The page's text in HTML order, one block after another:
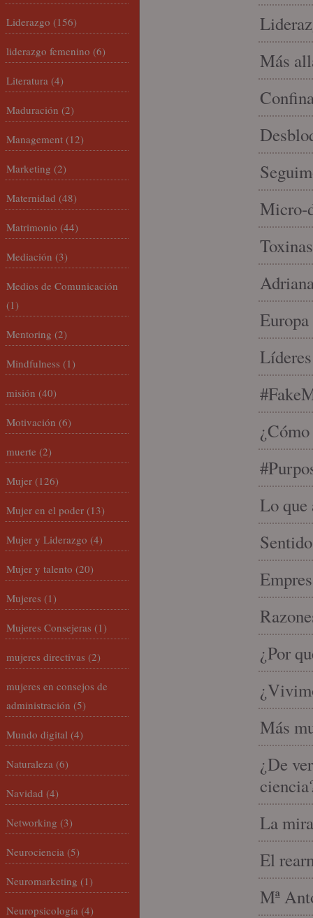
Más
Micro-
Lo que
¿Por
Más
¿De
La
El
Mª
Liderazgo (156)
liderazgo femenino (6)
Literatura (4)
Maduración (2)
Management (12)
Marketing (2)
Maternidad (48)
Matrimonio (44)
Mediación (3)
Medios de Comunicación
(1)
Mentoring (2)
Mindfulness (1)
misión (40)
Motivación (6)
muerte (2)
Mujer (126)
Mujer en el poder (13)
Mujer y Liderazgo (4)
Mujer y talento (20)
Mujeres (1)
Mujeres Consejeras (1)
mujeres directivas (2)
mujeres en consejos de
administración (5)
Mundo digital (4)
Naturaleza (6)
Navidad (4)
Networking (3)
Neurociencia (5)
Neuromarketing (1)
Neuropsicología (4)